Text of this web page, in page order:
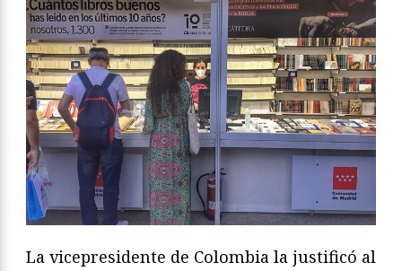
La vicepresidente de Colombia la justificó al